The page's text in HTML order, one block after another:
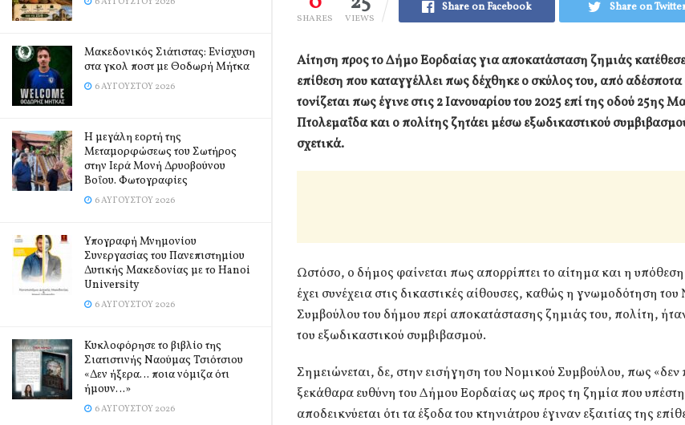
Μακεδονικός Σιάτιστας: Ενίσχυση
στα γκολ ποστ με Θοδωρή Μήτκα
6 ΑΥΓΟΎΣΤΟΥ 2026
Η μεγάλη εορτή της
Μεταμορφώσεως του Σωτήρος
στην Ιερά Μονή Δρυοβούνου
Βοΐου. Φωτογραφίες
6 ΑΥΓΟΎΣΤΟΥ 2026
Υπογραφή Μνημονίου
Συνεργασίας του Πανεπιστημίου
Δυτικής Μακεδονίας με το Hanoi
University
6 ΑΥΓΟΎΣΤΟΥ 2026
Κυκλοφόρησε το βιβλίο της
Σιατιστινής Ναούμας Τσιότσιου
«Δεν ήξερα… ποια νόμιζα ότι
ήμουν…»
6 ΑΥΓΟΎΣΤΟΥ 2026
SHARES VIEWS
Share on Facebook Share on
Αίτηση προς το Δήμο Εορδαίας για αποκατάσταση ζημιάς
επίθεση που καταγγέλλει πως δέχθηκε ο σκύλος του, από
τονίζεται πως έγινε στις 2 Ιανουαρίου του 2025 επί της οδού 25ης
Πτολεμαΐδα και ο πολίτης ζητάει μέσω εξωδικαστικού
σχετικά.
Ωστόσο, ο δήμος φαίνεται πως απορρίπτει το αίτημα και η
έχει συνέχεια στις δικαστικές αίθουσες, καθώς η γνωμοδότηση
Συμβούλου του δήμου περί αποκατάστασης ζημιάς του, πολίτη,
του εξωδικαστικού συμβιβασμού.
Σημειώνεται, δε, στην εισήγηση του Νομικού Συμβούλου, πως «δεν
ξεκάθαρα ευθύνη του Δήμου Εορδαίας ως προς τη ζημία που
αποδεικνύεται ότι τα έξοδα του κτηνιάτρου έγιναν εξαιτίας της